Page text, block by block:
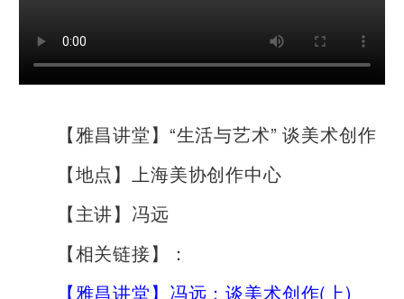
【雅昌讲堂】“生活与艺术” 谈美术创作
【地点】上海美协创作中心
【主讲】冯远
【相关链接】：
【雅昌讲堂】冯远：谈美术创作(上)